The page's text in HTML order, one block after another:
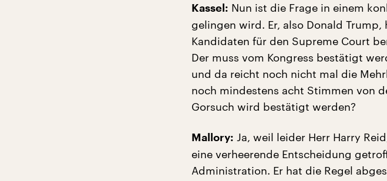
Kassel: Nun ist die Frage in einem
gelingen wird. Er, also Donald
Kandidaten für den Supreme Court
Der muss vom Kongress bestätigt
und da reicht noch nicht mal die
noch mindestens acht Stimmen von
Gorsuch wird bestätigt werden?
Mallory: Ja, weil leider Herr Harry
eine verheerende Entscheidung
Administration. Er hat die Regel